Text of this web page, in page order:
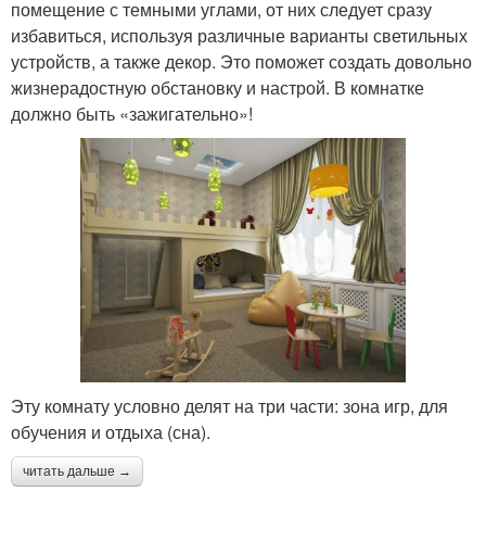
помещение с темными углами, от них следует сразу
избавиться, используя различные варианты светильных
устройств, а также декор. Это поможет создать довольно
жизнерадостную обстановку и настрой. В комнатке
должно быть «зажигательно»!
Эту комнату условно делят на три части: зона игр, для
обучения и отдыха (сна).
читать дальше →